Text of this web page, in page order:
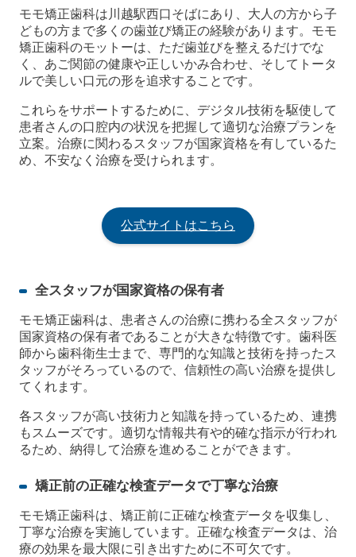
モモ矯正歯科は川越駅西口そばにあり、大人の方から子
どもの方まで多くの歯並び矯正の経験があります。モモ
矯正歯科のモットーは、ただ歯並びを整えるだけでな
く、あご関節の健康や正しいかみ合わせ、そしてトータ
ルで美しい口元の形を追求することです。
これらをサポートするために、デジタル技術を駆使して
患者さんの口腔内の状況を把握して適切な治療プランを
立案。治療に関わるスタッフが国家資格を有しているた
め、不安なく治療を受けられます。
公式サイトはこちら
全スタッフが国家資格の保有者
モモ矯正歯科は、患者さんの治療に携わる全スタッフが
国家資格の保有者であることが大きな特徴です。歯科医
師から歯科衛生士まで、専門的な知識と技術を持ったス
タッフがそろっているので、信頼性の高い治療を提供し
てくれます。
各スタッフが高い技術力と知識を持っているため、連携
もスムーズです。適切な情報共有や的確な指示が行われ
るため、納得して治療を進めることができます。
矯正前の正確な検査データで丁寧な治療
モモ矯正歯科は、矯正前に正確な検査データを収集し、
丁寧な治療を実施しています。正確な検査データは、治
療の効果を最大限に引き出すために不可欠です。